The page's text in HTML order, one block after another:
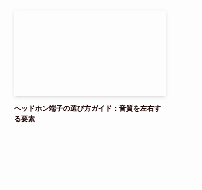
ヘッドホン端子の選び方ガイド：音質を左右す
る要素